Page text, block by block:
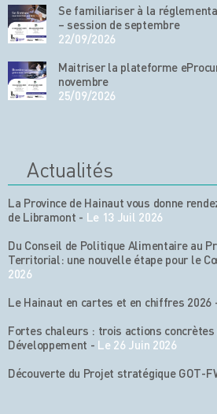
Se familiariser à la
– session de septembre
22/09/2026
Maitriser la plateforme
novembre
25/09/2026
Actualités
La Province de Hainaut vous donne
de Libramont - Le 13 Juil 2026
Du Conseil de Politique Alimentaire au
Territorial: une nouvelle étape pour le
2026
Le Hainaut en cartes et en chiffres 2026
Fortes chaleurs : trois actions concrètes
Développement - Le 26 Juin 2026
Découverte du Projet stratégique GOT-